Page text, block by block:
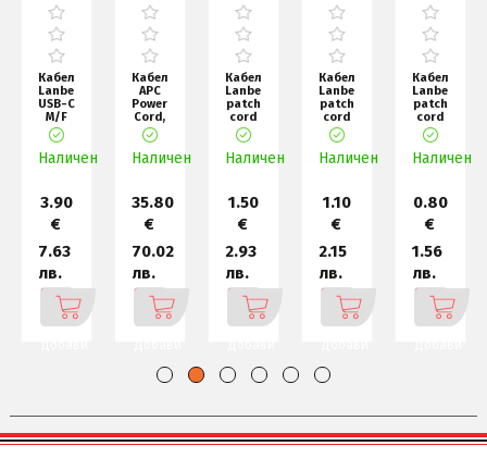
Кабел
Lanberg
USB-C
M/F
3.1
cable
0.5m,
Наличен
3.90
€
7.63
лв.
Кабел
APC
Power
Cord,
C19 to
C20,
0.6m
Наличен
35.80
€
70.02
лв.
Кабел
Lanberg
patch
cord
CAT.5E
5m,
black
Наличен
1.50
€
2.93
лв.
Кабел
Lanberg
patch
cord
CAT.6
FTP
1m,
Наличен
1.10
€
2.15
лв.
Кабел
Lanberg
patch
cord
CAT.5E
1m,
grey
Наличен
0.80
€
1.56
лв.